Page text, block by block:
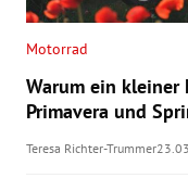
Motorrad
Warum ein kleiner
Primavera und
Teresa Richter-Trummer